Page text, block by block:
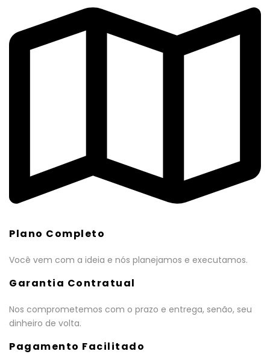
Plano Completo
Você vem com a ideia e nós planejamos e executamos.
Garantia Contratual
Nos comprometemos com o prazo e entrega, senão, seu
dinheiro de volta.
Pagamento Facilitado